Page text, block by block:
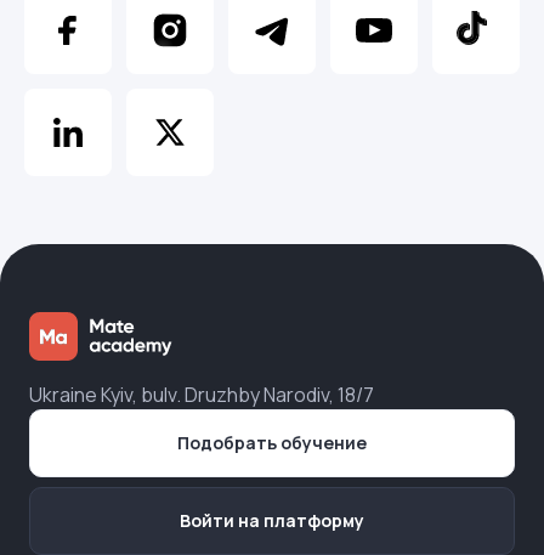
Ukraine Kyiv, bulv. Druzhby Narodiv, 18/7
Подобрать обучение
Войти на платформу